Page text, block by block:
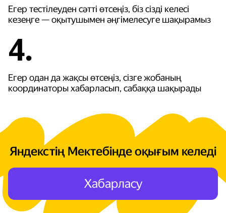
Егер тестілеуден сәтті өтсеңіз, біз сізді келесі
кезеңге — оқытушымен әңгімелесуге шақырамыз
4.
Егер одан да жақсы өтсеңіз, сізге жобаның
координаторы хабарласып, сабаққа шақырады
Яндекстің Мектебінде оқығым келеді
Хабарласу